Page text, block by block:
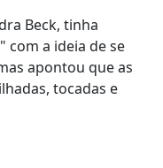
Beck, tinha
com a ideia de se
apontou que as
tocadas e